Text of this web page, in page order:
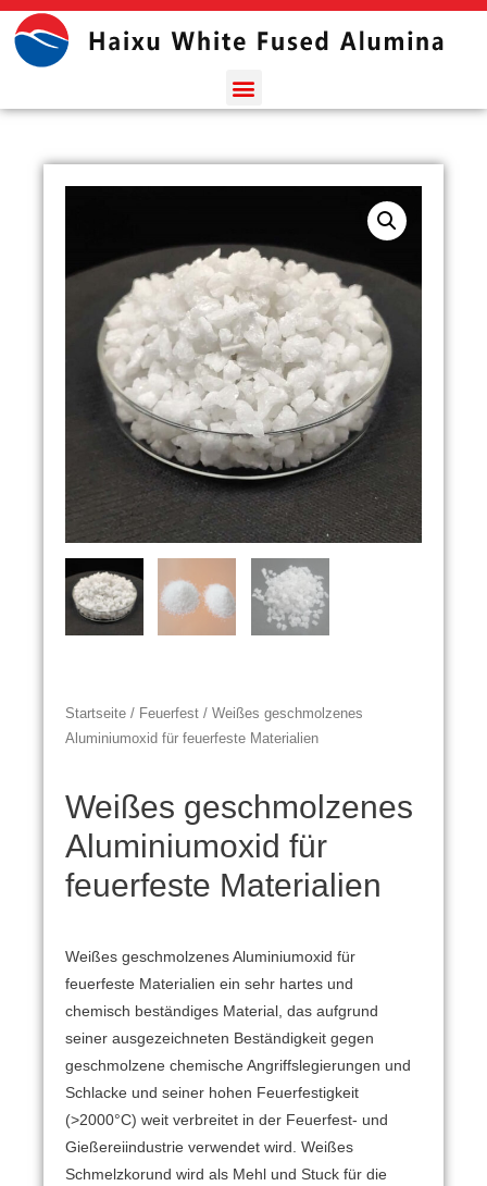
Startseite / Feuerfest / Weißes geschmolzenes
Aluminiumoxid für feuerfeste Materialien
Weißes geschmolzenes
Aluminiumoxid für
feuerfeste Materialien
Weißes geschmolzenes Aluminiumoxid für
feuerfeste Materialien ein sehr hartes und
chemisch beständiges Material, das aufgrund
seiner ausgezeichneten Beständigkeit gegen
geschmolzene chemische Angriffslegierungen und
Schlacke und seiner hohen Feuerfestigkeit
(>2000°C) weit verbreitet in der Feuerfest- und
Gießereiindustrie verwendet wird. Weißes
Schmelzkorund wird als Mehl und Stuck für die